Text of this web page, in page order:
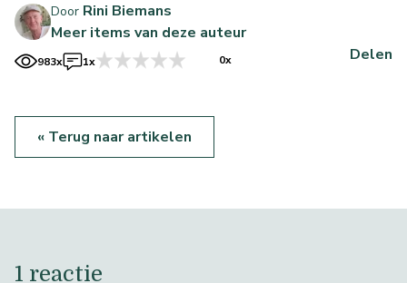
Door Rini Biemans
Meer items van deze auteur
983x 1x 0x Delen
« Terug naar artikelen
1 reactie